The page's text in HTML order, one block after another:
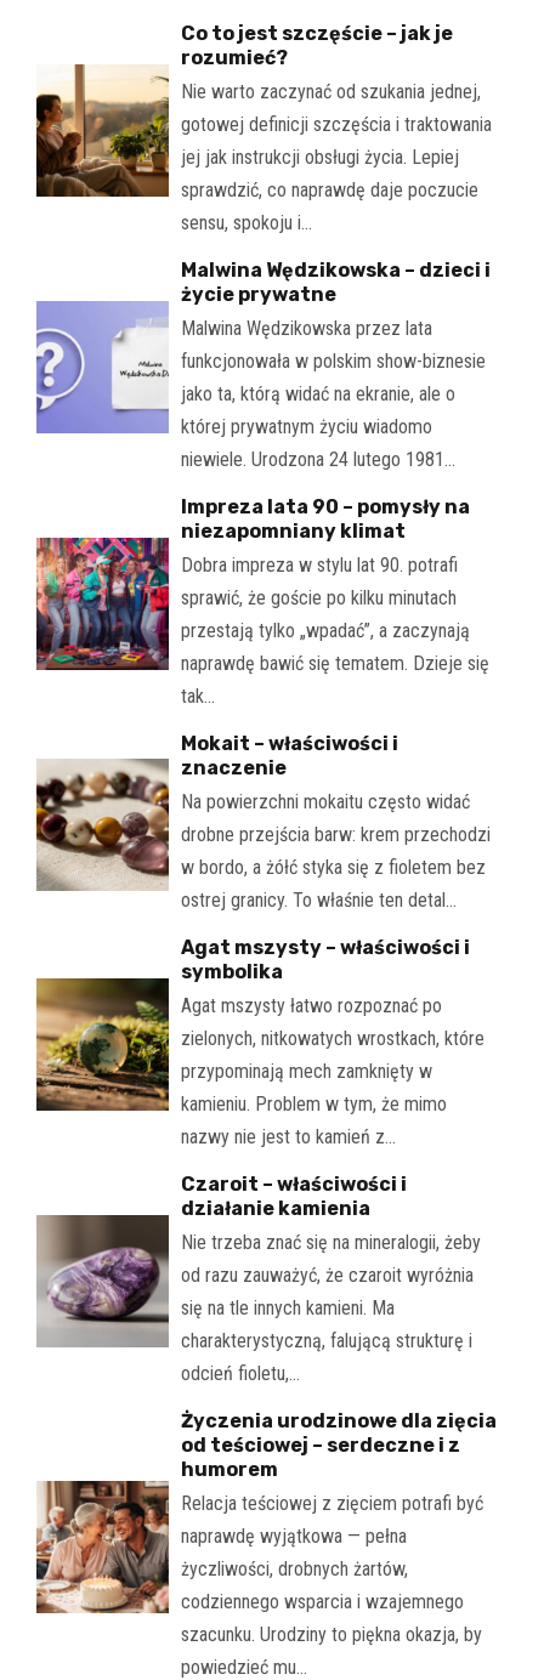
Co to jest szczęście – jak je
rozumieć?
Nie warto zaczynać od szukania jednej,
gotowej definicji szczęścia i traktowania
jej jak instrukcji obsługi życia. Lepiej
sprawdzić, co naprawdę daje poczucie
sensu, spokoju i…
Malwina Wędzikowska – dzieci i
życie prywatne
Malwina Wędzikowska przez lata
funkcjonowała w polskim show-biznesie
jako ta, którą widać na ekranie, ale o
której prywatnym życiu wiadomo
niewiele. Urodzona 24 lutego 1981…
Impreza lata 90 – pomysły na
niezapomniany klimat
Dobra impreza w stylu lat 90. potrafi
sprawić, że goście po kilku minutach
przestają tylko „wpadać”, a zaczynają
naprawdę bawić się tematem. Dzieje się
tak…
Mokait – właściwości i
znaczenie
Na powierzchni mokaitu często widać
drobne przejścia barw: krem przechodzi
w bordo, a żółć styka się z fioletem bez
ostrej granicy. To właśnie ten detal…
Agat mszysty – właściwości i
symbolika
Agat mszysty łatwo rozpoznać po
zielonych, nitkowatych wrostkach, które
przypominają mech zamknięty w
kamieniu. Problem w tym, że mimo
nazwy nie jest to kamień z…
Czaroit – właściwości i
działanie kamienia
Nie trzeba znać się na mineralogii, żeby
od razu zauważyć, że czaroit wyróżnia
się na tle innych kamieni. Ma
charakterystyczną, falującą strukturę i
odcień fioletu,…
Życzenia urodzinowe dla zięcia
od teściowej – serdeczne i z
humorem
Relacja teściowej z zięciem potrafi być
naprawdę wyjątkowa — pełna
życzliwości, drobnych żartów,
codziennego wsparcia i wzajemnego
szacunku. Urodziny to piękna okazja, by
powiedzieć mu…